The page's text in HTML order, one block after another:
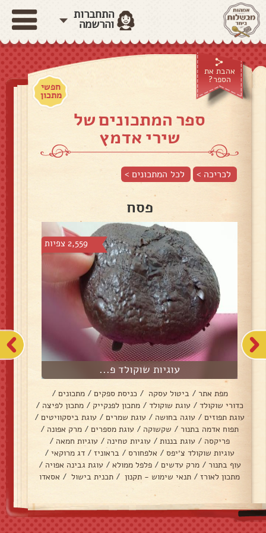
התחברות
והרשמה
אהבת את
הספר?
חפשי
מתכון
ספר המתכונים של
שירי אדמץ
לכריכה > לכל המתכונים >
פסח
2,559 צפיות
עוגיות שוקולד פ...
מפת אתר / ביטול עסקה / כניסת ספקים / מתכונים /
כדורי שוקולד / עוגת שוקולד / מתכון לפנקייק / מתכון לפיצה /
עוגת תפוזים / עוגה בחושה / עוגת שמרים / עוגת ביסקוויטים /
תפוח אדמה בתנור / שקשוקה / עוגת מספרים / מרק אפונה /
פריקסה / עוגת בננות / עוגיות טחינה / עוגיות חמאה /
עוגיות שוקולד צ׳יפס / אלפחורס / בראוניז / דג מרוקאי /
עוף בתנור / מרק עדשים / פלפל ממולא / עוגת גבינה אפויה /
מתכון לאורז / תנאי שימוש - תקנון / תכנית בישול / אסאדו